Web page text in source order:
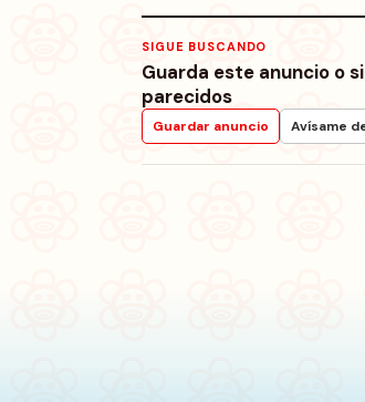
SIGUE BUSCANDO
Guarda este anuncio o
parecidos
Guardar anuncio Avísame